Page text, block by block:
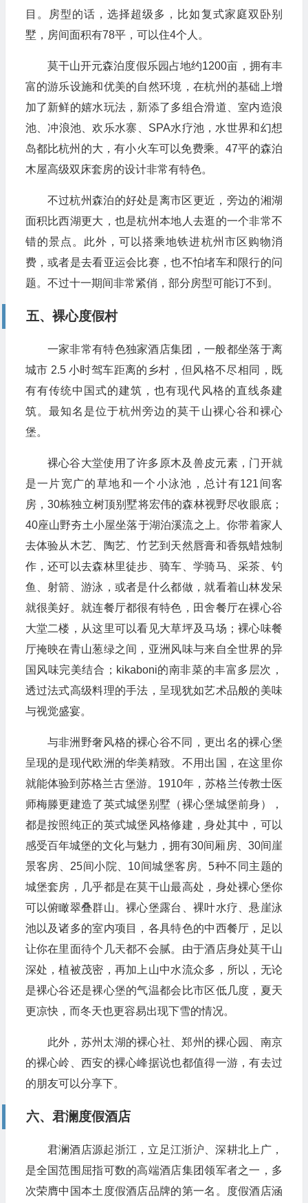
目。房型的话，选择超级多，比如复式家庭双卧别
墅，房间面积有78平，可以住4个人。
莫干山开元森泊度假乐园占地约1200亩，拥有丰
富的游乐设施和优美的自然环境，在杭州的基础上增
加了新鲜的嬉水玩法，新添了多组合滑道、室内造浪
池、冲浪池、欢乐水寨、SPA水疗池，水世界和幻想
岛都比杭州的大，有小火车可以免费乘。47平的森泊
木屋高级双床套房的设计非常有特色。
不过杭州森泊的好处是离市区更近，旁边的湘湖
面积比西湖更大，也是杭州本地人去逛的一个非常不
错的景点。此外，可以搭乘地铁进杭州市区购物消
费，或者是去看亚运会比赛，也不怕堵车和限行的问
题。不过十一期间非常紧俏，部分房型可能订不到。
五、裸心度假村
一家非常有特色独家酒店集团，一般都坐落于离
城市 2.5 小时驾车距离的乡村，但风格不尽相同，既
有有传统中国式的建筑，也有现代风格的直线条建
筑。最知名是位于杭州旁边的莫干山裸心谷和裸心
堡。
裸心谷大堂使用了许多原木及兽皮元素，门开就
是一片宽广的草地和一个小泳池，总计有121间客
房，30栋独立树顶别墅将宏伟的森林视野尽收眼底；
40座山野夯土小屋坐落于湖泊溪流之上。你带着家人
去体验从木艺、陶艺、竹艺到天然唇膏和香氛蜡烛制
作，还可以去森林里徒步、骑车、学骑马、采茶、钓
鱼、射箭、游泳，或者是什么都做，就看着山林发呆
就很美好。就连餐厅都很有特色，田舍餐厅在裸心谷
大堂二楼，从这里可以看见大草坪及马场；裸心味餐
厅掩映在青山葱绿之间，亚洲风味与来自全世界的异
国风味完美结合；kikaboni的南非菜的丰富多层次，
透过法式高级料理的手法，呈现犹如艺术品般的美味
与视觉盛宴。
与非洲野奢风格的裸心谷不同，更出名的裸心堡
呈现的是现代欧洲的华美精致。不用出国，在这里你
就能体验到苏格兰古堡游。1910年，苏格兰传教士医
师梅滕更建造了英式城堡别墅（裸心堡城堡前身），
都是按照纯正的英式城堡风格修建，身处其中，可以
感受百年城堡的文化与魅力，拥有30间厢房、30间崖
景客房、25间小院、10间城堡客房。5种不同主题的
城堡套房，几乎都是在莫干山最高处，身处裸心堡你
可以俯瞰翠叠群山。裸心堡露台、裸叶水疗、悬崖泳
池以及诸多的室内项目，各具特色的中西餐厅，足以
让你在里面待个几天都不会腻。由于酒店身处莫干山
深处，植被茂密，再加上山中水流众多，所以，无论
是裸心谷还是裸心堡的气温都会比市区低几度，夏天
更凉快，而冬天也更容易出现下雪的情况。
此外，苏州太湖的裸心社、郑州的裸心园、南京
的裸心岭、西安的裸心峰据说也都值得一游，有去过
的朋友可以分享下。
六、君澜度假酒店
君澜酒店源起浙江，立足江浙沪、深耕北上广，
是全国范围屈指可数的高端酒店集团领军者之一，多
次荣膺中国本土度假酒店品牌的第一名。度假酒店涵